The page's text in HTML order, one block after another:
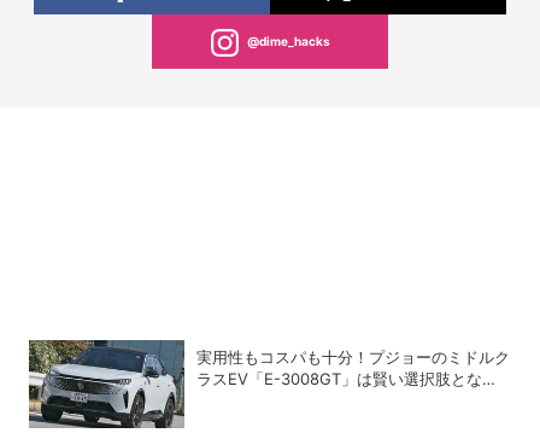
@dime_hacks
実用性もコスパも十分！プジョーのミドルク
ラスEV「E-3008GT」は賢い選択肢となり